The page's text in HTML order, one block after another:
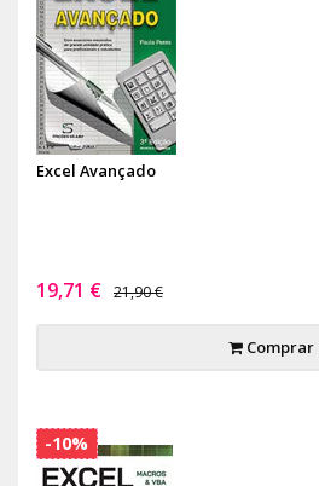
Excel Avançado
19,71 € 21,90 €
Comprar
-10%